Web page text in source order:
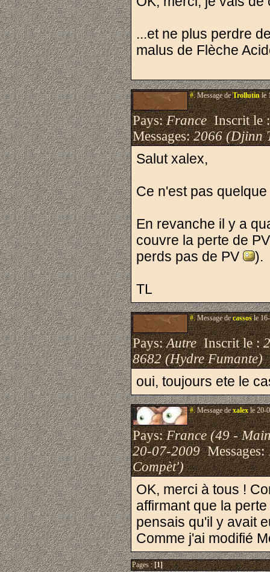
...et ne plus perdre
malus de Flèche
#.Message deTrollutinle
Pays:FranceInscrit le
Messages:2066 (Djinn
Salut xalex,
Ce n'est pas
En revanche il y a
couvre la perte de
perds pas de PV
).
TL
#.Message decassosle
Pays:AutreInscrit le :
8682 (Hydre Fumante)
oui, toujours ete le
#.Message dexalexle 20-
Pays:France (49 -
20-07-2009Messages:
Compèt')
OK, merci à tous !
affirmant que la
pensais qu'il y avait
Comme j'ai modifié
Pages :[1]